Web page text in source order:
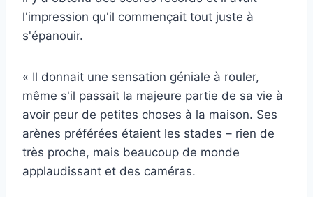
l'impression qu'il commençait tout juste à
s'épanouir.
« Il donnait une sensation géniale à rouler,
même s'il passait la majeure partie de sa vie à
avoir peur de petites choses à la maison. Ses
arènes préférées étaient les stades – rien de
très proche, mais beaucoup de monde
applaudissant et des caméras.